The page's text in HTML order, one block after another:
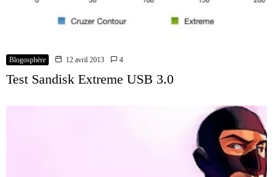
Blogosphère 12 avril 2013 4
Test Sandisk Extreme USB 3.0